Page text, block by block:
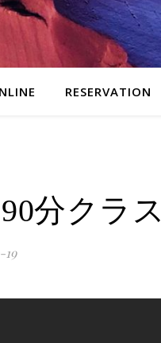
RESERVATION
分クラス
19